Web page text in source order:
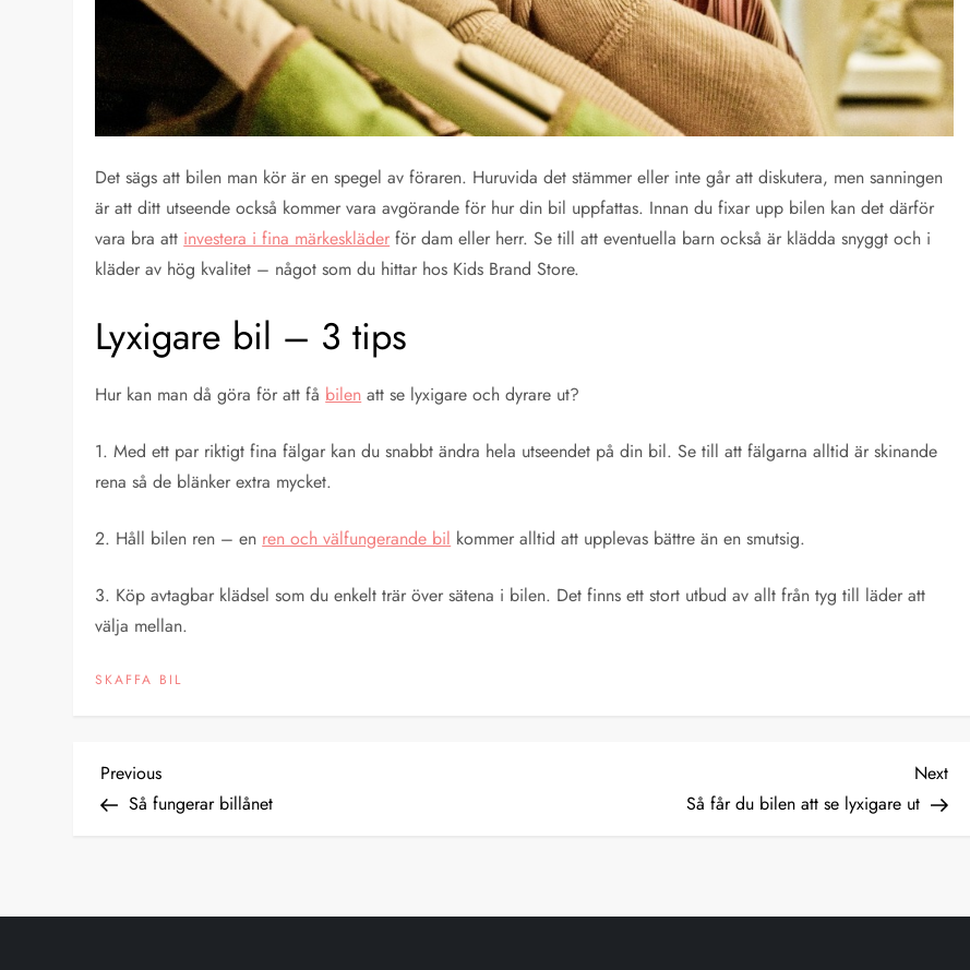
Det sägs att bilen man kör är en spegel av föraren. Huruvida det stämmer eller inte går att diskutera, men sanningen
är att ditt utseende också kommer vara avgörande för hur din bil uppfattas. Innan du fixar upp bilen kan det därför
vara bra att investera i fina märkeskläder för dam eller herr. Se till att eventuella barn också är klädda snyggt och i
kläder av hög kvalitet – något som du hittar hos Kids Brand Store.
Lyxigare bil – 3 tips
Hur kan man då göra för att få bilen att se lyxigare och dyrare ut?
1. Med ett par riktigt fina fälgar kan du snabbt ändra hela utseendet på din bil. Se till att fälgarna alltid är skinande
rena så de blänker extra mycket.
2. Håll bilen ren – en ren och välfungerande bil kommer alltid att upplevas bättre än en smutsig.
3. Köp avtagbar klädsel som du enkelt trär över sätena i bilen. Det finns ett stort utbud av allt från tyg till läder att
välja mellan.
SKAFFA BIL
I
Previous
Post
Previous
Så fungerar billånet
Next
Post
Next
Så får du bilen att se lyxigare ut